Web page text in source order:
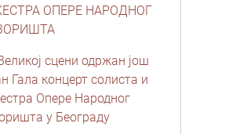
ОПЕРЕ НАРОДНОГ
сцени одржан још
Гала концерт солиста и
Опере Народног
у Београду